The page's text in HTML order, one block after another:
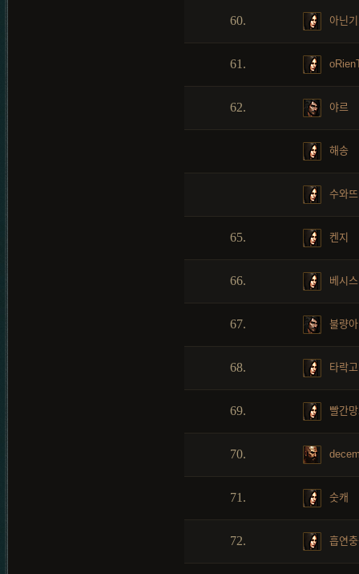
60. 아닌기
61.
62. 야르
해송
수와
65. 켄지
66. 베시스
67. 불량아
68. 타락
69. 빨간
70.
71. 숫캐
72. 흡연